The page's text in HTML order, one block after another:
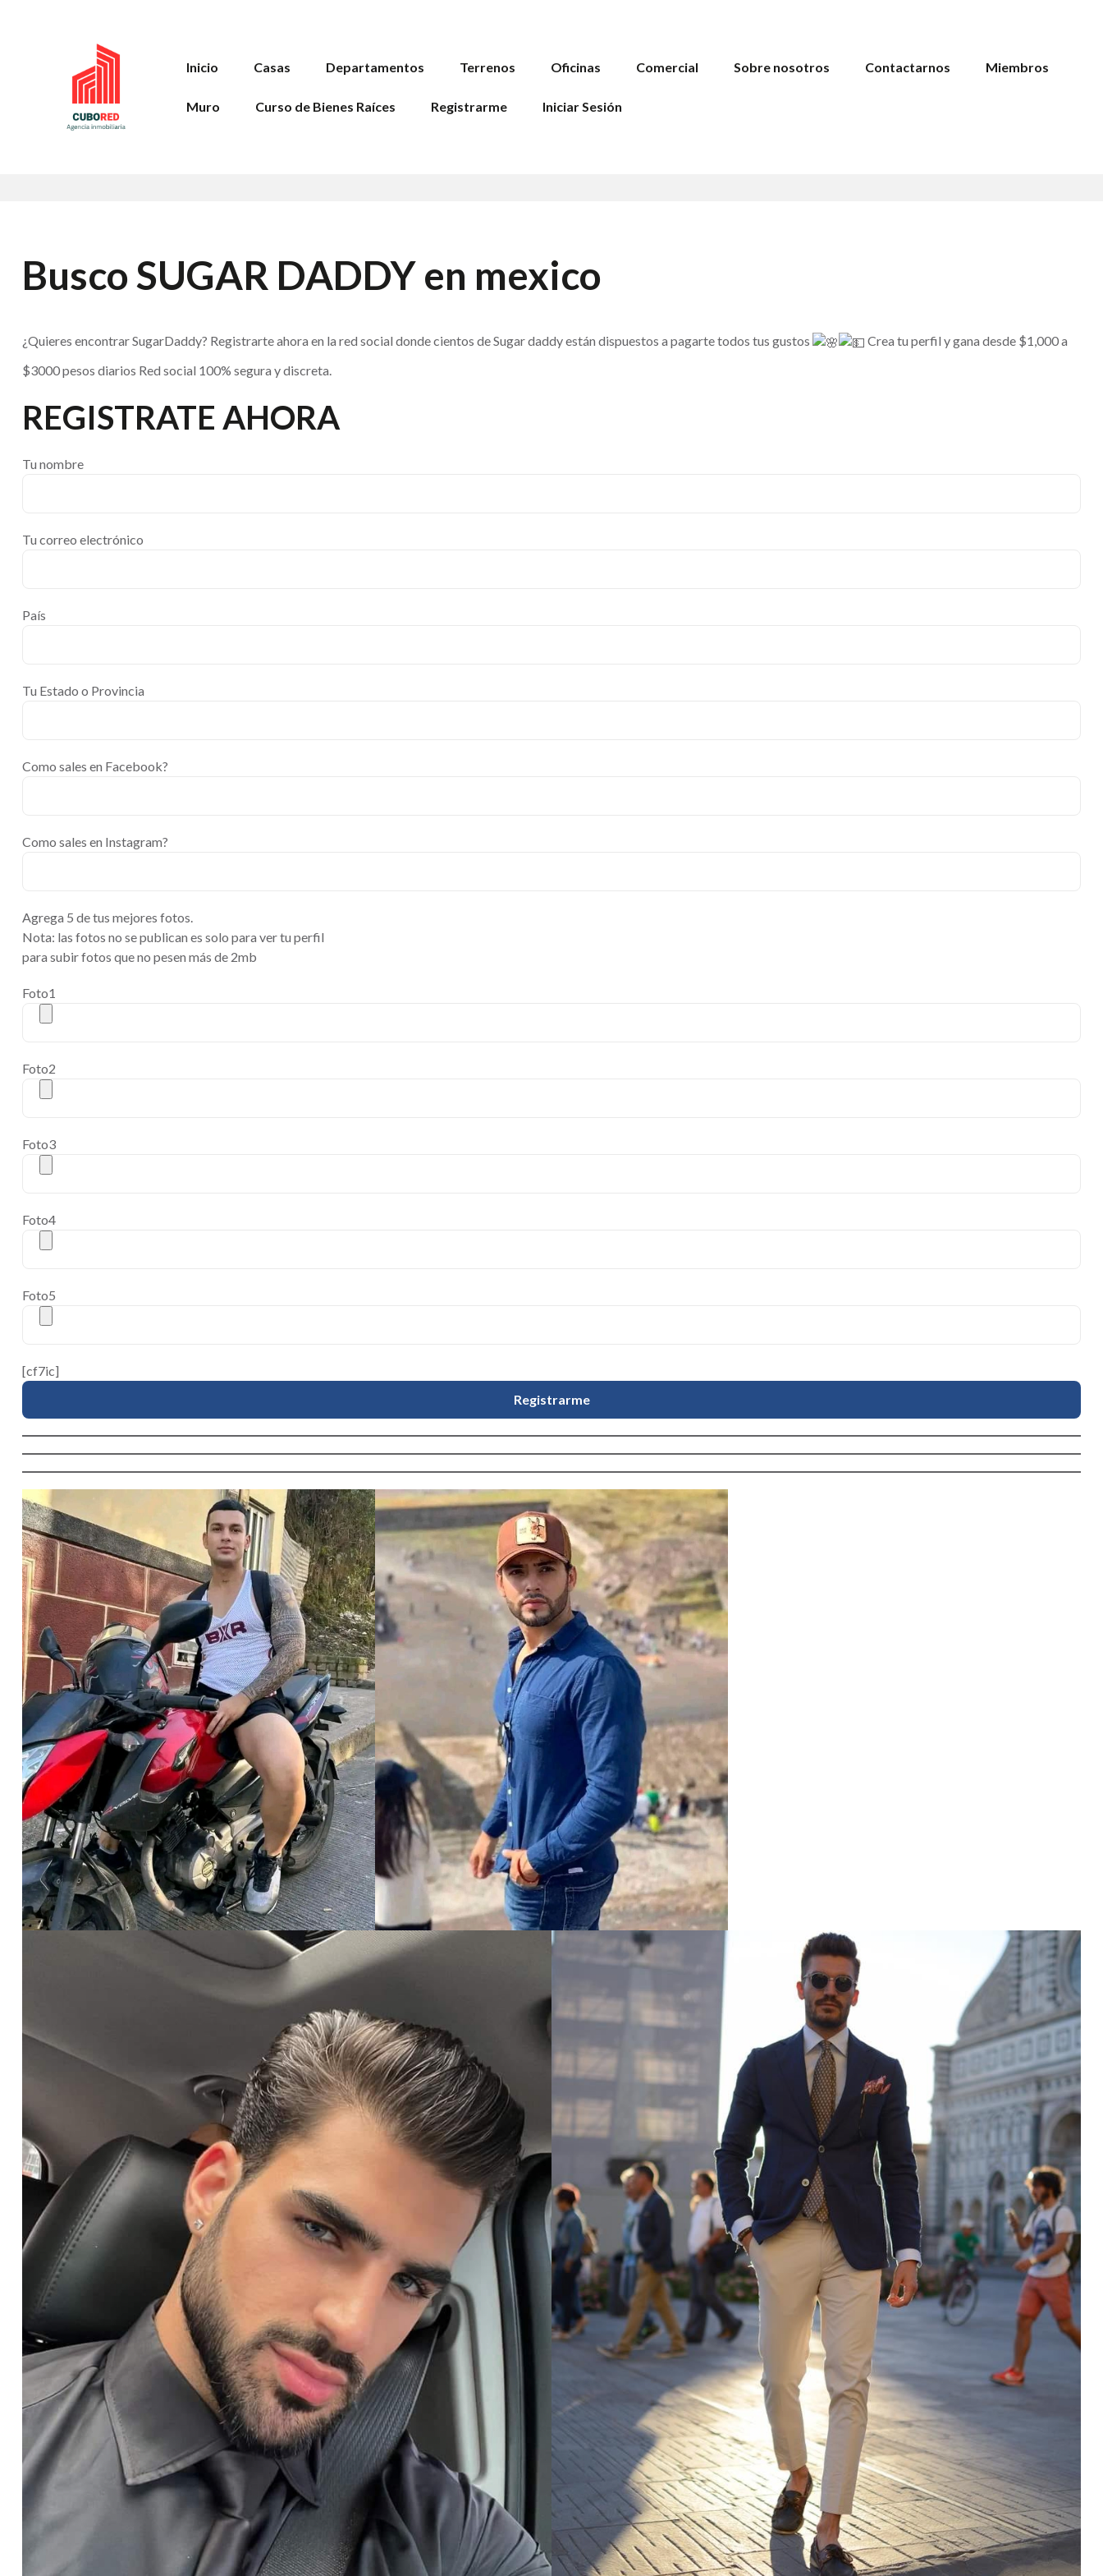
Inicio Casas Departamentos Terrenos Oficinas Comercial Sobre nosotros Contactarnos Miembros
Muro Curso de Bienes Raíces Registrarme Iniciar Sesión
Busco SUGAR DADDY en mexico
¿Quieres encontrar SugarDaddy? Registrarte ahora en la red social donde cientos de Sugar daddy están dispuestos a pagarte todos tus gustos
Crea tu perfil y gana desde $1,000 a
$3000 pesos diarios Red social 100% segura y discreta.
REGISTRATE AHORA
Tu nombre
Tu correo electrónico
País
Tu Estado o Provincia
Como sales en Facebook?
Como sales en Instagram?
Agrega 5 de tus mejores fotos.
Nota: las fotos no se publican es solo para ver tu perfil
para subir fotos que no pesen más de 2mb
Foto1
Foto2
Foto3
Foto4
Foto5
[cf7ic]